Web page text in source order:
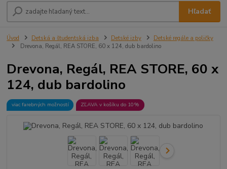
Hľadať
Úvod Detská a študentská izba Detské izby
Detské regále a poličky
Drevona, Regál, REA STORE, 60 x 124, dub bardolino
Drevona, Regál, REA STORE, 60 x
124, dub bardolino
viac farebných možností ZĽAVA v košíku do 10%